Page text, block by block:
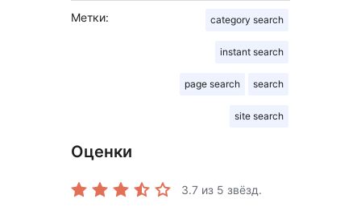
Метки: category search
instant search
page search search
site search
Оценки
3.7 из 5 звёзд.